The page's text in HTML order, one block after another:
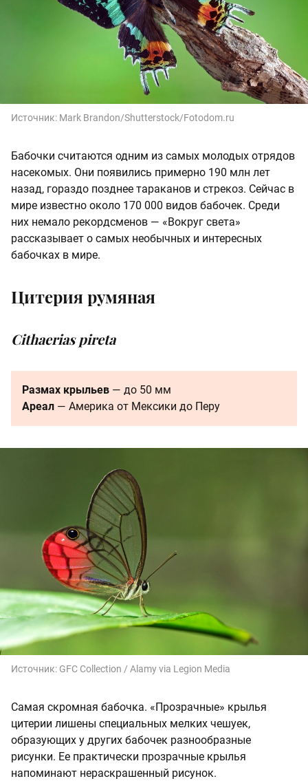
Источник: Mark Brandon/Shutterstock/Fotodom.ru
Бабочки считаются одним из самых молодых отрядов
насекомых. Они появились примерно 190 млн лет
назад, гораздо позднее тараканов и стрекоз. Сейчас в
мире известно около 170 000 видов бабочек. Среди
них немало рекордсменов — «Вокруг света»
рассказывает о самых необычных и интересных
бабочках в мире.
Цитерия румяная
Cithaerias pireta
Размах крыльев — до 50 мм
Ареал — Америка от Мексики до Перу
Источник: GFC Collection / Alamy via Legion Media
Самая скромная бабочка. «Прозрачные» крылья
цитерии лишены специальных мелких чешуек,
образующих у других бабочек разнообразные
рисунки. Ее практически прозрачные крылья
напоминают нераскрашенный рисунок.